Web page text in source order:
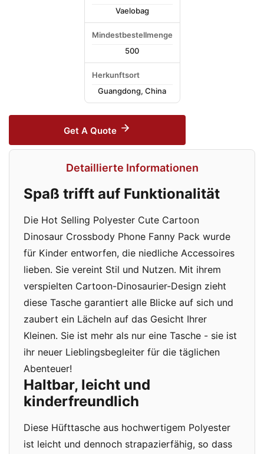
Vaelobag
Mindestbestellmenge
500
Herkunftsort
Guangdong, China
Get A Quote
Detaillierte Informationen
Spaß trifft auf Funktionalität
Die Hot Selling Polyester Cute Cartoon
Dinosaur Crossbody Phone Fanny Pack wurde
für Kinder entworfen, die niedliche Accessoires
lieben. Sie vereint Stil und Nutzen. Mit ihrem
verspielten Cartoon-Dinosaurier-Design zieht
diese Tasche garantiert alle Blicke auf sich und
zaubert ein Lächeln auf das Gesicht Ihrer
Kleinen. Sie ist mehr als nur eine Tasche - sie ist
ihr neuer Lieblingsbegleiter für die täglichen
Abenteuer!
Haltbar, leicht und
kinderfreundlich
Diese Hüfttasche aus hochwertigem Polyester
ist leicht und dennoch strapazierfähig, so dass